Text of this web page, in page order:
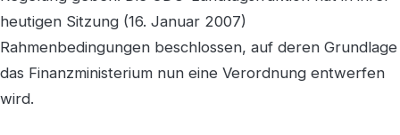
heutigen Sitzung (16. Januar 2007)
Rahmenbedingungen beschlossen, auf deren Grundlage
das Finanzministerium nun eine Verordnung entwerfen
wird.